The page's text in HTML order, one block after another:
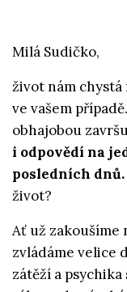
Milá Sudičko,
život nám chystá
ve vašem
obhajobou
i odpovědí na
posledních dnů.
život?
Ať už zakoušíme
zvládáme velice
zátěží a psychika